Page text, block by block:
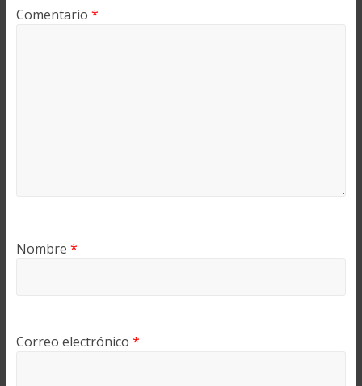
Comentario *
Nombre *
Correo electrónico *